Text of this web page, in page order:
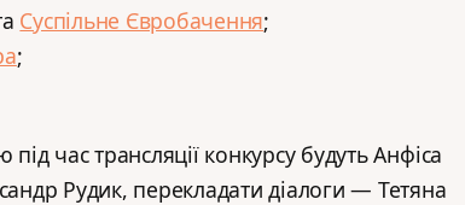
Суспільне Євробачення;
;
час трансляції конкурсу будуть Анфіса
Рудик, перекладати діалоги — Тетяна